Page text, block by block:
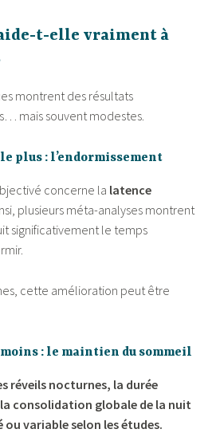
t-elle vraiment à
montrent des résultats
mais souvent modestes.
plus : l’endormissement
concerne la latence
plusieurs méta-analyses montrent
significativement le temps
cette amélioration peut être
: le maintien du sommeil
réveils nocturnes, la durée
consolidation globale de la nuit
variable selon les études.